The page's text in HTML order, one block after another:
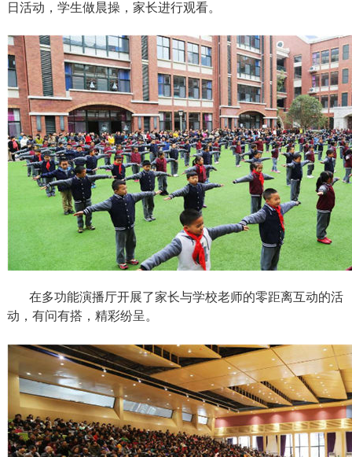
日活动，学生做晨操，家长进行观看。
在多功能演播厅开展了家长与学校老师的零距离互动的活
动，有问有搭，精彩纷呈。